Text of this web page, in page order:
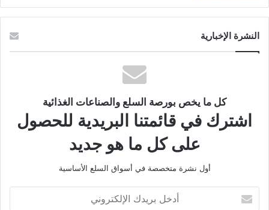
النشرة الإخبارية
كل ما يخص بورصة السلع والصناعات الغذائية
اشترك في قائمتنا البريدية للحصول
على كل ما هو جديد
أول نشرة متخصصة في أسواق السلع الأساسية
بريدك